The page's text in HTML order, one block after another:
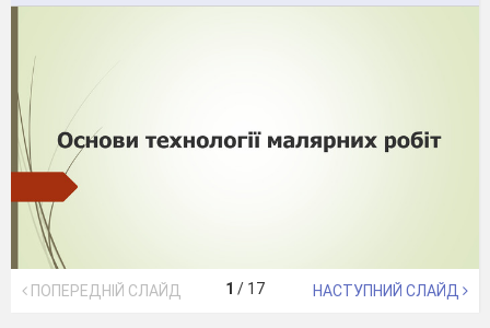
ПОПЕРЕДНІЙ СЛАЙД 1 / 17 НАСТУПНИЙ СЛАЙД